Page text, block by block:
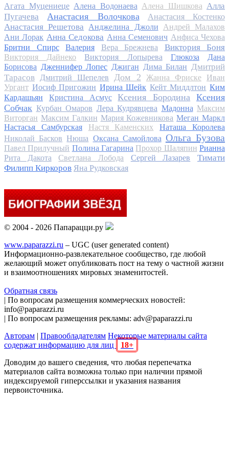
Агата Муцениеце Алена Водонаева Алена Шишкова Алла
Пугачева
Анастасия Волочкова Анастасия Костенко
Анастасия Решетова Анджелина Джоли
Андрей Малахов
Ани Лорак Анна Седокова Анна Семенович Анфиса Чехова
Бритни Спирс
Валерия Вера Брежнева Виктория Боня
Виктория Дайнеко Виктория Лопырева Глюкоза
Дана
Борисова Дженнифер Лопес Джиган Дима Билан Дмитрий
Тарасов
Дмитрий Шепелев Дом 2 Жанна Фриске
Иван
Ургант Иосиф Пригожин Ирина Шейк Кейт Миддлтон Ким
Кардашьян
Кристина Асмус Ксения Бородина
Ксения
Собчак Курбан Омаров Лера Кудрявцева Мадонна Максим
Виторган Максим Галкин Мария Кожевникова Меган Маркл
Настасья Самбурская
Настя Каменских
Наташа Королева
Николай Басков Нюша Оксана Самойлова Ольга Бузова
Павел Прилучный Полина Гагарина Прохор Шаляпин Рианна
Рита Дакота
Светлана Лобода Сергей Лазарев
Тимати
Филипп Киркоров Яна Рудковская
© 2004 - 2026 Папарацци.ру
www.paparazzi.ru – UGC (user generated content)
Информационно-развлекательное сообщество, где любой
желающий может опубликовать пост на тему о частной жизни
и взаимоотношениях мировых знаменитостей.
Обратная связь
| По вопросам размещения коммерческих новостей:
info@paparazzi.ru
| По вопросам размещения рекламы: adv@paparazzi.ru
Авторам | Правообладателям Некоторые материалы сайта
содержат информацию для лиц
18+
Доводим до вашего сведения, что любая перепечатка
материалов сайта возможна только при наличии прямой
индексируемой гиперссылки и указания названия
первоисточника.